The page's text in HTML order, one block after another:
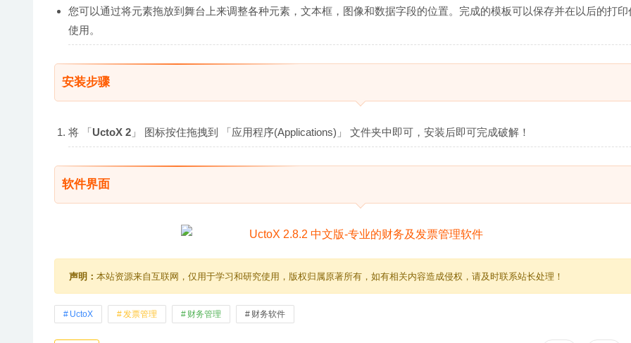
您可以通过将元素拖放到舞台上来调整各种元素，文本框，图像和数据字段的位置。完成的模板可以保存并在以后的打印
使用。
安装步骤
将 「UctoX 2 」 图标按住拖拽到 「应用程序(Applications)」 文件夹中即可，安装后即可完成破解！
软件界面
声明： 本站资源来自互联网，仅用于学习和研究使用，版权归属原著所有，如有相关内容造成侵权，请及时联系站长处理！
UctoX 发票管理 财务管理 财务软件